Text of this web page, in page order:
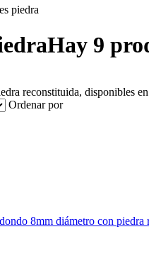
piedra
Hay 9
reconstituida, disponibles
Ordenar por
8mm diámetro con